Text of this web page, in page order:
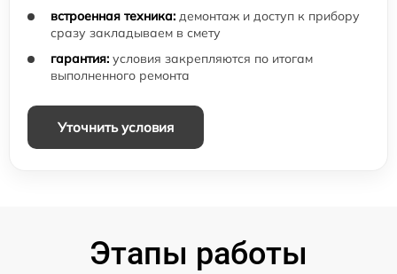
встроенная техника: демонтаж и доступ к прибору
сразу закладываем в смету
гарантия: условия закрепляются по итогам
выполненного ремонта
Уточнить условия
Этапы работы